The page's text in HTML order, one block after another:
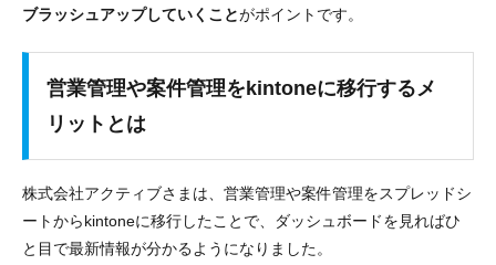
ブラッシュアップしていくことがポイントです。
営業管理や案件管理をkintoneに移行するメ
リットとは
株式会社アクティブさまは、営業管理や案件管理をスプレッドシ
ートからkintoneに移行したことで、
ダッシュボードを見ればひ
と目で最新情報が分かるようになりました。